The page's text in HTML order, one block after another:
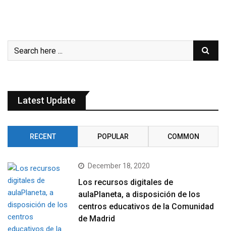
Latest Update
RECENT POPULAR COMMON
December 18, 2020
Los recursos digitales de
aulaPlaneta, a disposición de los
centros educativos de la Comunidad
de Madrid